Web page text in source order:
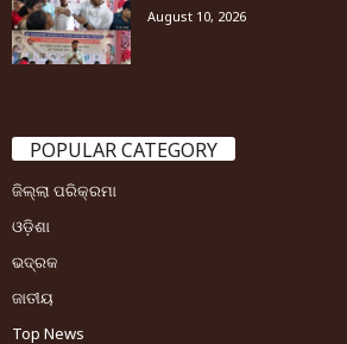
August 10, 2026
POPULAR CATEGORY
ଜିଲ୍ଲା ପରିକ୍ରମା
ଓଡ଼ିଶା
ଭଦ୍ରକ
ଜାତୀୟ
Top News